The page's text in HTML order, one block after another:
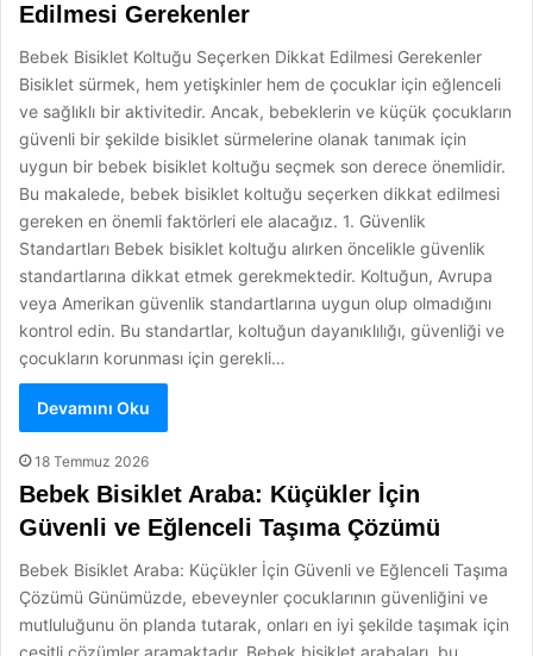
Edilmesi Gerekenler
Bebek Bisiklet Koltuğu Seçerken Dikkat Edilmesi Gerekenler
Bisiklet sürmek, hem yetişkinler hem de çocuklar için eğlenceli
ve sağlıklı bir aktivitedir. Ancak, bebeklerin ve küçük çocukların
güvenli bir şekilde bisiklet sürmelerine olanak tanımak için
uygun bir bebek bisiklet koltuğu seçmek son derece önemlidir.
Bu makalede, bebek bisiklet koltuğu seçerken dikkat edilmesi
gereken en önemli faktörleri ele alacağız. 1. Güvenlik
Standartları Bebek bisiklet koltuğu alırken öncelikle güvenlik
standartlarına dikkat etmek gerekmektedir. Koltuğun, Avrupa
veya Amerikan güvenlik standartlarına uygun olup olmadığını
kontrol edin. Bu standartlar, koltuğun dayanıklılığı, güvenliği ve
çocukların korunması için gerekli…
Devamını Oku
18 Temmuz 2026
Bebek Bisiklet Araba: Küçükler İçin
Güvenli ve Eğlenceli Taşıma Çözümü
Bebek Bisiklet Araba: Küçükler İçin Güvenli ve Eğlenceli Taşıma
Çözümü Günümüzde, ebeveynler çocuklarının güvenliğini ve
mutluluğunu ön planda tutarak, onları en iyi şekilde taşımak için
çeşitli çözümler aramaktadır. Bebek bisiklet arabaları, bu